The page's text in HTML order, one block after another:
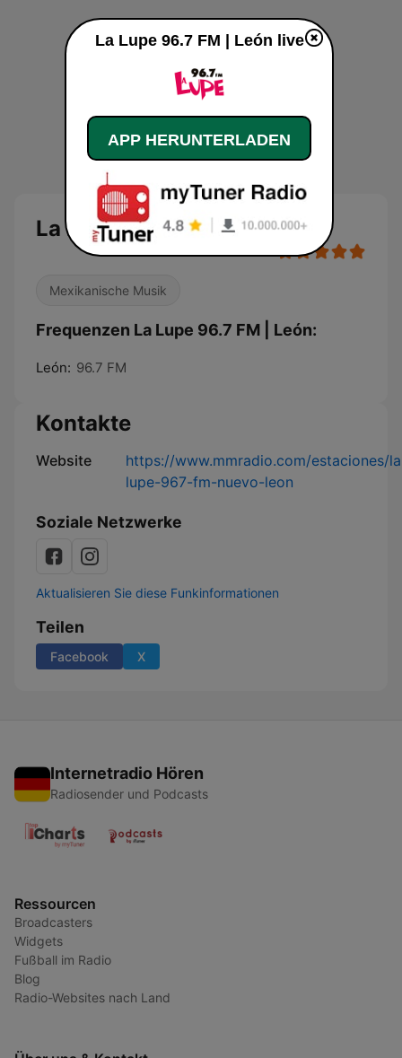
La Lupe 96.7 FM | León
Mexikanische Musik
Frequenzen La Lupe 96.7 FM | León:
León: 96.7 FM
Kontakte
Website
https://www.mmradio.com/estaciones/
lupe-967-fm-nuevo-leon
Soziale Netzwerke
Aktualisieren Sie diese Funkinformationen
Teilen
Facebook X
Internetradio Hören
Radiosender und Podcasts
Ressourcen
Broadcasters
Widgets
Fußball im Radio
Blog
Radio-Websites nach Land
La Lupe 96.7 FM | León live
APP HERUNTERLADEN